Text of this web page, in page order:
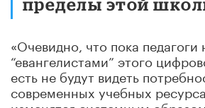
«Очевидно, что пока педагоги
“евангелистами” этого
есть не будут видеть
современных учебных